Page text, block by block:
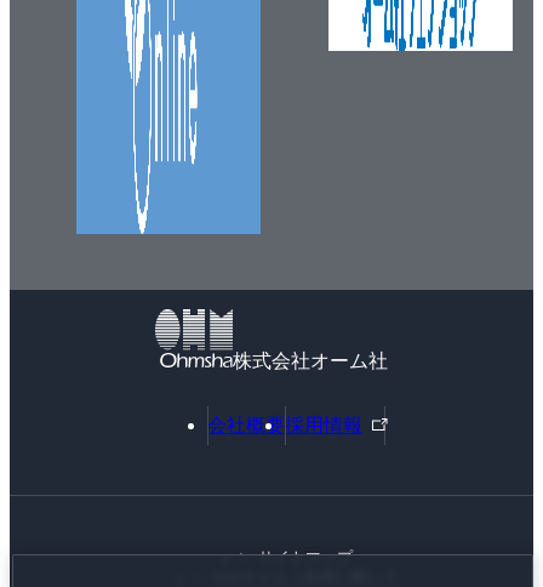
株式会社オーム社
会社概要採用情報
外
部
ン
サイトマップ